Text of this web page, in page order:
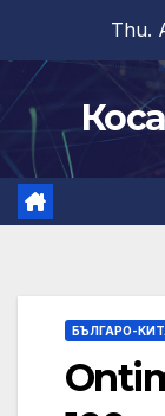
content
Thu.
БЪЛГАРО-